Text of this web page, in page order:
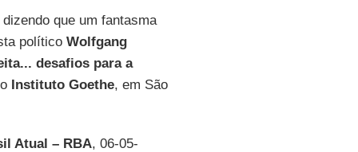
que um fantasma
político Wolfgang
desafios para a
Instituto Goethe, em São
Atual – RBA, 06-05-